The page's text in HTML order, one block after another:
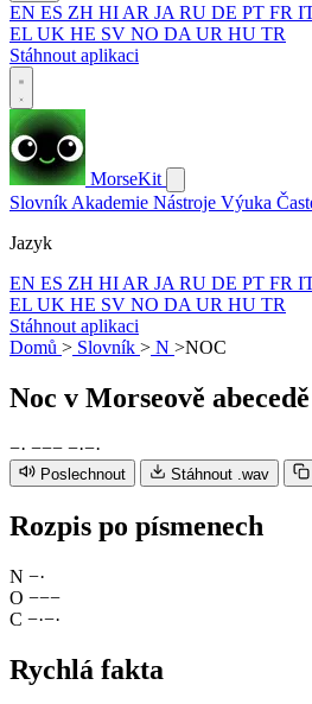
EN ES ZH HI AR JA RU DE PT FR
EL UK HE SV NO DA UR HU TR
Stáhnout aplikaci
MorseKit
Slovník Akademie Nástroje Výuka
Jazyk
EN ES ZH HI AR JA RU DE PT FR
EL UK HE SV NO DA UR HU TR
Stáhnout aplikaci
Domů > Slovník > N >NOC
Noc v Morseově abecedě
−· −−− −·−·
Poslechnout Stáhnout .wav
Rozpis po písmenech
N −·
O −−−
C −·−·
Rychlá fakta